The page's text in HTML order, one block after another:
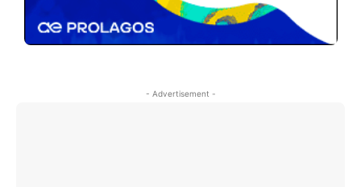
- Advertisement -